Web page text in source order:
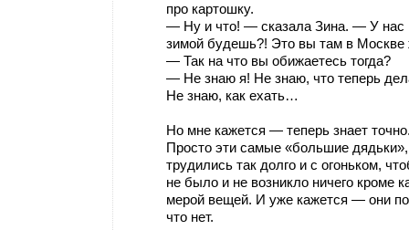
про картошку.
— Ну и что! — сказала Зина. — У нас
зимой будешь?! Это вы там в
— Так на что вы обижаетесь тогда?
— Не знаю я! Не знаю, что теперь
Не знаю, как ехать…
Но мне кажется — теперь знает
Просто эти самые «большие
трудились так долго и с огоньком,
не было и не возникло ничего кроме
мерой вещей. И уже кажется — они
что нет.